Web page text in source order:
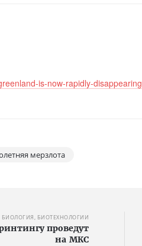
is-now-rapidly-disappearing
мерзлота
БИОЛОГИЯ, БИОТЕХНОЛОГИИ
проведут
на МКС